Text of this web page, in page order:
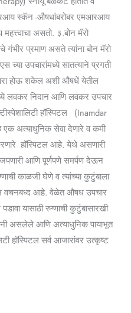
स्कॅन -औषधांबरोबर एमआरआय
असतो. ३.बोन मॅरो
गंभीर प्रमाण असते त्यांना बोन मॅरो
च्या उपचारांमध्ये सातत्याने प्रगती
बरा होऊ शकेल अशी औषधें येतील
लवकर निदान आणि लवकर उपचार
हॉस्पिटल (Inamdar
अत्याधुनिक सेवा देणारे व कमी
हॉस्पिटल आहे. येथे असणारी
जपणारी आणि पूर्णपणे समर्पण देऊन
काळजी घेणे व त्यांच्या कुटुंबाला
वचनबध्द आहे. वेळेत औषध उपचार
यासाठी रुग्णाची कुटुंबासारखी
असलेले आणि अत्याधुनिक पायाभूत
हॉस्पिटल सर्व आजारांवर उत्कृष्ट